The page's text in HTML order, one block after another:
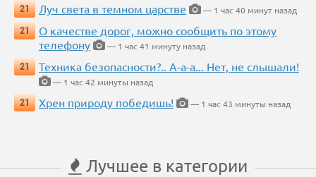
21
Луч света в темном царстве
— 1 час 40 минут назад
21
О качестве дорог, можно сообщить по этому
телефону
— 1 час 41 минуту назад
21
Техника безопасности?.. А-а-а... Нет, не слышали!
— 1 час 42 минуты назад
21
Хрен природу победишь! — 1 час 43 минуты назад
Лучшее в категории